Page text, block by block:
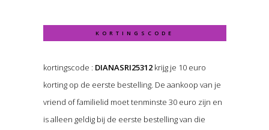
KORTINGSCODE
kortingscode : DIANASRI25312krijg je 10 euro
korting op de eerste bestelling. De aankoop van je
vriend of familielid moet tenminste 30 euro zijn en
is alleen geldig bij de eerste bestelling van die